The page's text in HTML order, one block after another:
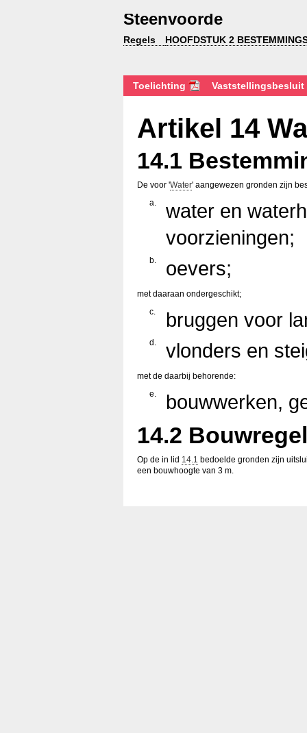
Steenvoorde
Regels HOOFDSTUK 2
Toelichting Vaststellingsbesluit
Artikel 14
14.1
De voor 'Water' aangewezen gronden zijn
a.
water en
voorzieningen;
b. oevers;
met daaraan ondergeschikt;
c.
bruggen voor
d. vlonders en
met de daarbij behorende:
e.
bouwwerken,
14.2
Op de in lid 14.1 bedoelde gronden zijn
een bouwhoogte van 3 m.